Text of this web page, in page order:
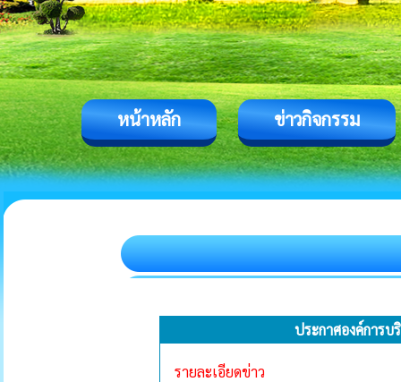
หน้าหลัก ข่าวกิจกรรม
ประกาศองค์การ
รายละเอียดข่าว